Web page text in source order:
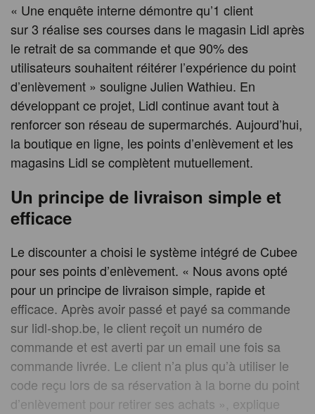
« Une enquête interne démontre qu’1 client
sur 3 réalise ses courses dans le magasin Lidl après
le retrait de sa commande et que 90% des
utilisateurs souhaitent réitérer l’expérience du point
d’enlèvement » souligne Julien Wathieu. En
développant ce projet, Lidl continue avant tout à
renforcer son réseau de supermarchés. Aujourd’hui,
la boutique en ligne, les points d’enlèvement et les
magasins Lidl se complètent mutuellement.
Un principe de livraison simple et
efficace
Le discounter a choisi le système intégré de Cubee
pour ses points d’enlèvement. « Nous avons opté
pour un principe de livraison simple, rapide et
efficace. Après avoir passé et payé sa commande
sur lidl-shop.be, le client reçoit un numéro de
commande et est averti par un email une fois sa
commande livrée. Le client n’a plus qu’à utiliser le
code reçu lors de sa réservation à la borne du point
d’enlèvement pour retirer ses achats », explique